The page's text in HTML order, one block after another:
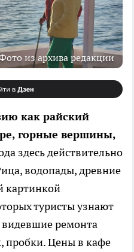
из архива редакции
как райский
горные вершины,
здесь действительно
водопады, древние
картинкой
туристы узнают
видевшие ремонта
пробки. Цены в кафе